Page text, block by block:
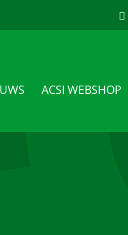
ACSI WEBSHOP